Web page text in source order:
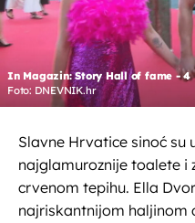
In Magazin: Story Hall of fame - 4
Foto: DNEVNIK.hr
Slavne Hrvatice sinoć su
najglamuroznije toalete i
crvenom tepihu. Ella
najriskantnijom haljinom